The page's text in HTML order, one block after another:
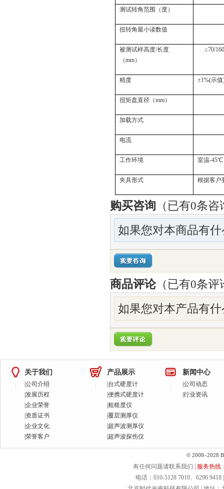
测试转角范围（度）
扭转角最小读数值
被测试样高度/长度
（mm）
≤70/160
精度 ±1%(示值
扭矩盘直径（mm）
加载方式
电流
工作环境 室温-45℃
夹具形式 根据客户
购买咨询 （已有0条咨
如果您对本商品有
商品评论（已有0条评
如果您对本产品有
关于我们
公司介绍
发展历程
企业荣誉
资质证书
企业文化
荣誉客户
产品展示
台式硬度计
便携式硬度计
粗糙度仪
覆层测厚仪
超声波测厚仪
超声波探伤仪
新闻中心
公司动态
行业资讯
© 2008–2028
有任何问题请联系我们 | 服务热线
电话：010-5128 7010、6296 9418